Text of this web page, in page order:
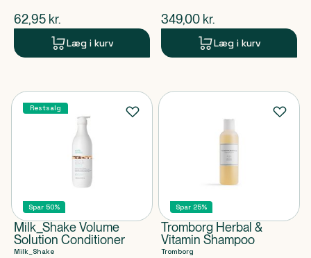
$nuværende pris
62,95 kr.
Læg i kurv
$nuværende pris
349,00 kr.
Læg i kurv
Restsalg
Spar 50%
Milk_Shake Volume
Solution Conditioner
Milk_Shake
Spar 25%
Tromborg Herbal &
Vitamin Shampoo
Tromborg